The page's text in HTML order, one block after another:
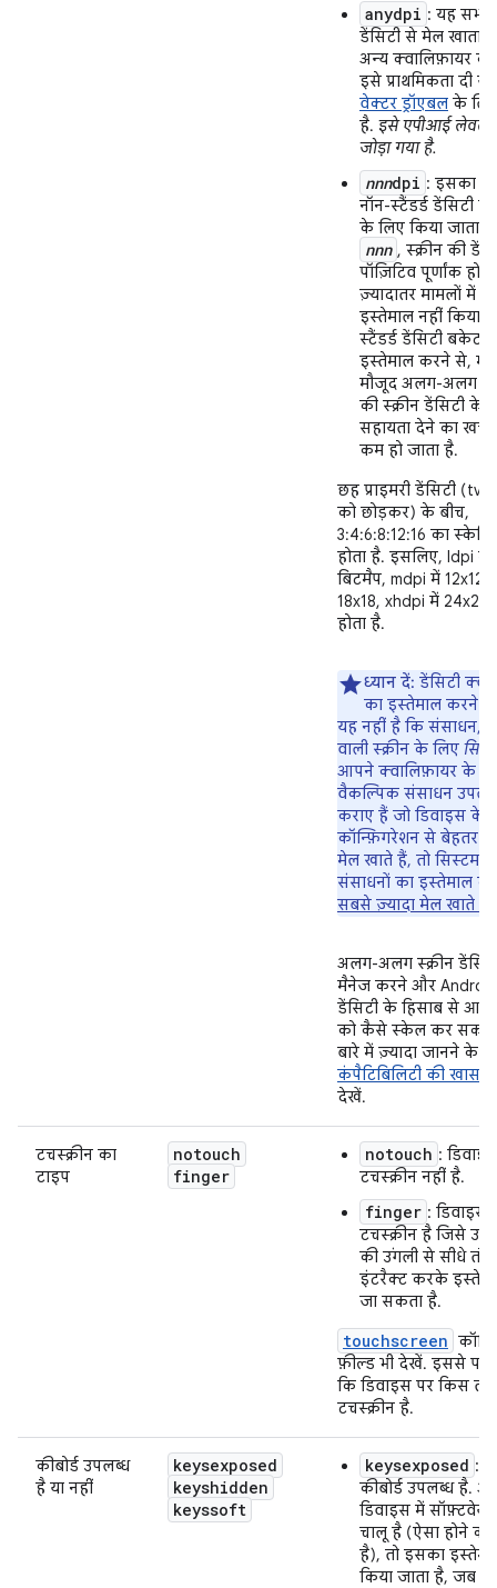
anydpi : यह सभी
डेंसिटी से मेल खाता
अन्य क्वालिफ़ायर
इसे प्राथमिकता दी
वेक्टर ड्रॉएबल के
है. इसे एपीआई लेवल
जोड़ा गया है.
nnndpi : इसका
नॉन-स्टैंडर्ड डेंसिटी
के लिए किया जाता
nnn , स्क्रीन की
पॉज़िटिव पूर्णांक
ज़्यादातर मामलों में
इस्तेमाल नहीं किया
स्टैंडर्ड डेंसिटी बकेट
इस्तेमाल करने से,
मौजूद अलग-अलग
की स्क्रीन डेंसिटी के
सहायता देने का खर्च
कम हो जाता है.
छह प्राइमरी डेंसिटी
को छोड़कर) के बीच,
3:4:6:8:12:16 का
होता है. इसलिए, ldpi में
बिटमैप, mdpi में 12x12,
18x18, xhdpi में 24x24
होता है.
ध्यान दें: डेंसिटी
का इस्तेमाल करने
यह नहीं है कि संसाधन,
वाली स्क्रीन के लिए सिर्फ़
आपने क्वालिफ़ायर के
वैकल्पिक संसाधन
कराए हैं जो डिवाइस के
कॉन्फ़िगरेशन से बेहतर
मेल खाते हैं, तो सिस्टम
संसाधनों का इस्तेमाल
सबसे ज़्यादा मेल खाते हैं
अलग-अलग स्क्रीन
मैनेज करने और
डेंसिटी के हिसाब से
को कैसे स्केल कर
बारे में ज़्यादा जानने के
कंपैटिबिलिटी की खास
देखें.
टचस्क्रीन का
टाइप
notouch
finger
notouch :
टचस्क्रीन नहीं है.
finger : डिवाइस
टचस्क्रीन है जिसे
की उंगली से सीधे तौर
इंटरैक्ट करके
जा सकता है.
touchscreen
फ़ील्ड भी देखें. इससे
कि डिवाइस पर किस
टचस्क्रीन है.
कीबोर्ड उपलब्ध
है या नहीं
keysexposed
keyshidden
keyssoft
keysexposed :
कीबोर्ड उपलब्ध है.
डिवाइस में सॉफ़्टवेयर
चालू है (ऐसा होने की
है), तो इसका
किया जाता है, जब